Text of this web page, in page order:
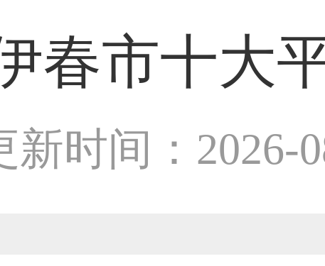
用户作品
用户作品
春市十大
设计师
新时间：2026-